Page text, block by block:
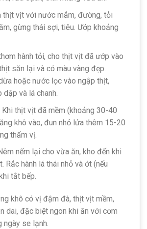
thịt vịt với nước mắm, đường, tỏi
gừng thái sợi, tiêu. Ướp khoảng
hành tỏi, cho thịt vịt đã ướp vào
săn lại và có màu vàng đẹp.
hoặc nước lọc vào ngập thịt,
và lá chanh.
Khi thịt vịt đã mềm (khoảng 30-40
khô vào, đun nhỏ lửa thêm 15-20
thấm vị.
nếm lại cho vừa ăn, kho đến khi
Rắc hành lá thái nhỏ và ớt (nếu
tắt bếp.
khô có vị đậm đà, thịt vịt mềm,
dai, đặc biệt ngon khi ăn với cơm
ngày se lạnh.